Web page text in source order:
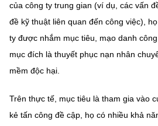
của công ty trung gian (ví dụ, các vấn
đề kỹ thuật liên quan đến công việc),
ty được nhắm mục tiêu, mạo danh
mục đích là thuyết phục nạn nhân
mềm độc hại.
Trên thực tế, mục tiêu là tham gia vào
kẻ tấn công đề cập, họ có nhiều khả